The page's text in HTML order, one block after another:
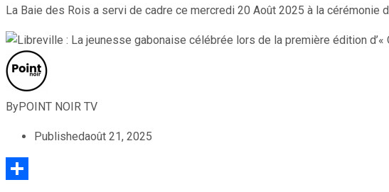
La Baie des Rois a servi de cadre ce mercredi 20 Août 2025 à la
ByPOINT NOIR TV
Publishedaoût 21, 2025